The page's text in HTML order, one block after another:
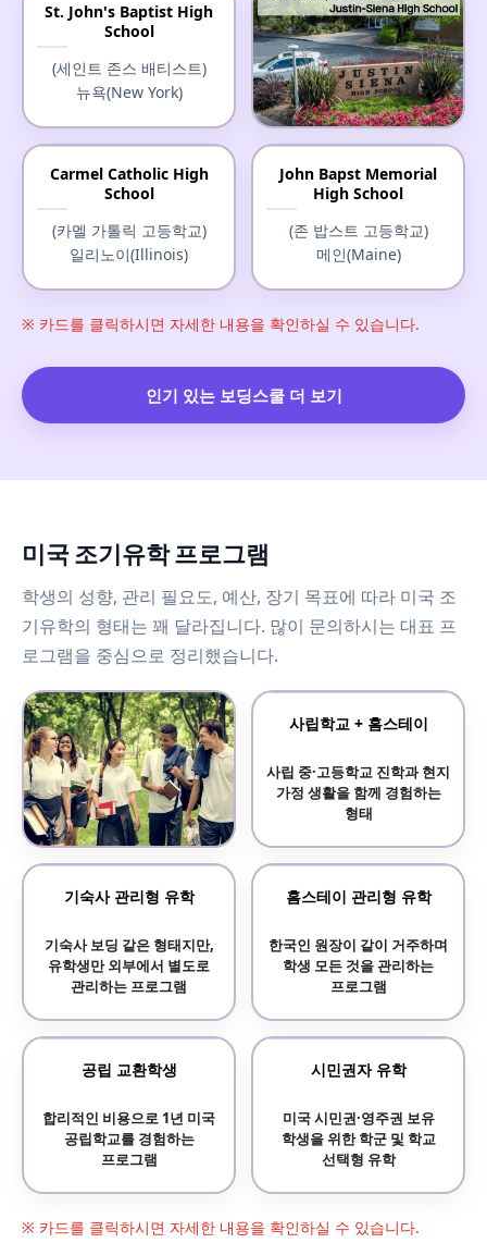
St. John's Baptist High
School
(세인트 존스 배티스트)
뉴욕(New York)
(저스틴-시에나 고등학교)
캘리포니아(California)
Carmel Catholic High
School
(카멜 가톨릭 고등학교)
일리노이(Illinois)
John Bapst Memorial
High School
(존 밥스트 고등학교)
메인(Maine)
※ 카드를 클릭하시면 자세한 내용을 확인하실 수 있습니다.
인기 있는 보딩스쿨 더 보기
미국 조기유학 프로그램
학생의 성향, 관리 필요도, 예산, 장기 목표에 따라 미국 조
기유학의 형태는 꽤 달라집니다. 많이 문의하시는 대표 프
로그램을 중심으로 정리했습니다.
사립학교 프로그램
사립학교 + 홈스테이
사립 중·고등학교 진학과 현지
가정 생활을 함께 경험하는
형태
기숙사 관리형 유학
기숙사 보딩 같은 형태지만,
유학생만 외부에서 별도로
관리하는 프로그램
홈스테이 관리형 유학
한국인 원장이 같이 거주하며
학생 모든 것을 관리하는
프로그램
공립 교환학생
합리적인 비용으로 1년 미국
공립학교를 경험하는
프로그램
시민권자 유학
미국 시민권·영주권 보유
학생을 위한 학군 및 학교
선택형 유학
※ 카드를 클릭하시면 자세한 내용을 확인하실 수 있습니다.